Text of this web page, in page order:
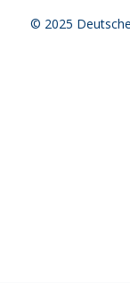
© 2025